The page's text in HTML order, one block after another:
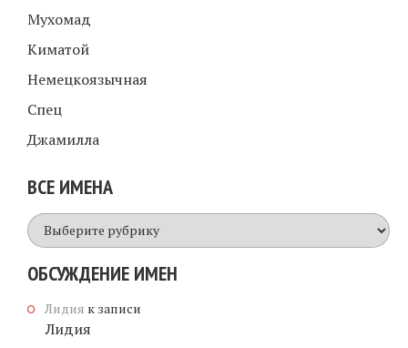
Мухомад
Киматой
Немецкоязычная
Спец
Джамилла
ВСЕ ИМЕНА
Все
имена
ОБСУЖДЕНИЕ ИМЕН
Лидия к записи
Лидия